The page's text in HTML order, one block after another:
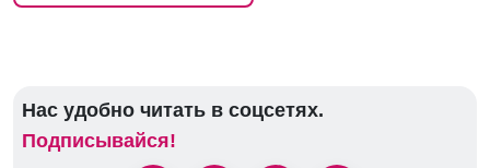
Нас удобно читать в соцсетях.
Подписывайся!